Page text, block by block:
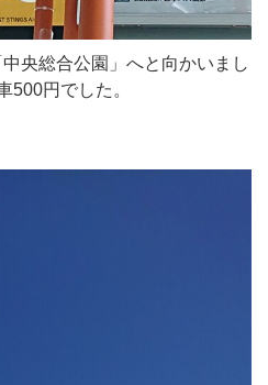
央総合公園」へと向かいまし
500円でした。